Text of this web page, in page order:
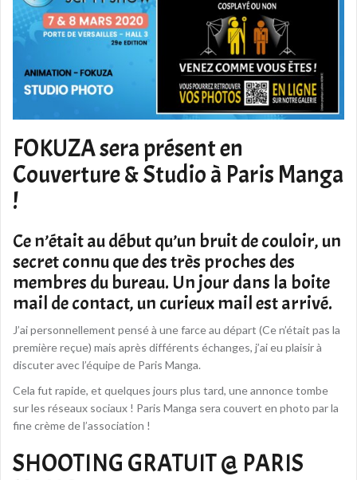
FOKUZA sera présent en
Couverture & Studio à Paris Manga
!
Ce n’était au début qu’un bruit de couloir, un
secret connu que des très proches des
membres du bureau. Un jour dans la boite
mail de contact, un curieux mail est arrivé.
J’ai personnellement pensé à une farce au départ (Ce n’était pas la
première reçue) mais après différents échanges, j’ai eu plaisir à
discuter avec l’équipe de Paris Manga.
Cela fut rapide, et quelques jours plus tard, une annonce tombe
sur les réseaux sociaux ! Paris Manga sera couvert en photo par la
fine crème de l’association !
SHOOTING GRATUIT @ PARIS